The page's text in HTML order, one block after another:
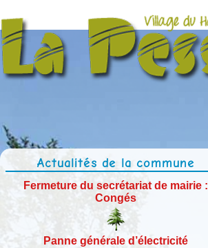
Actualités de la commune
Fermeture du secrétariat de mairie :
Congés
Panne générale d’électricité